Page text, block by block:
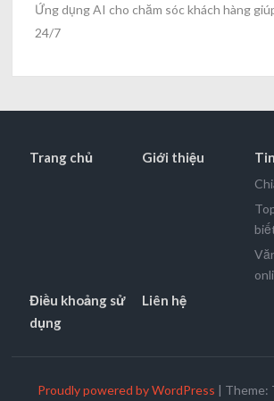
Ứng dụng AI cho chăm sóc khách hàng
24/7
Trang chủ Giới thiệu
Điều khoảng sử
dụng
Liên hệ
Proudly powered by WordPress | Theme: